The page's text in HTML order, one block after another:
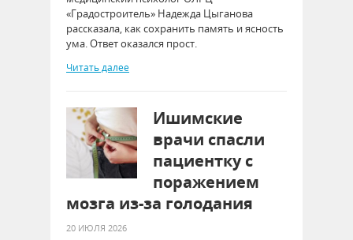
«Градостроитель» Надежда Цыганова
рассказала, как сохранить память и ясность
ума. Ответ оказался прост.
Читать далее
Ишимские
врачи спасли
пациентку с
поражением
мозга из-за голодания
20 ИЮЛЯ 2026